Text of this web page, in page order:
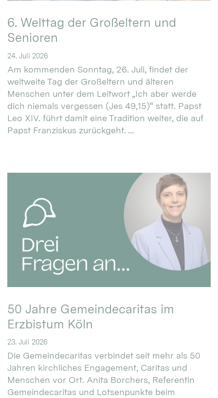
6. Welttag der Großeltern und
Senioren
24. Juli 2026
Am kommenden Sonntag, 26. Juli, findet der
weltweite Tag der Großeltern und älteren
Menschen unter dem Leitwort „Ich aber werde
dich niemals vergessen (Jes 49,15)“ statt. Papst
Leo XIV. führt damit eine Tradition weiter, die auf
Papst Franziskus zurückgeht. ...
50 Jahre Gemeindecaritas im
Erzbistum Köln
23. Juli 2026
Die Gemeindecaritas verbindet seit mehr als 50
Jahren kirchliches Engagement, Caritas und
Menschen vor Ort. Anita Borchers, Referentin
Gemeindecaritas und Lotsenpunkte beim